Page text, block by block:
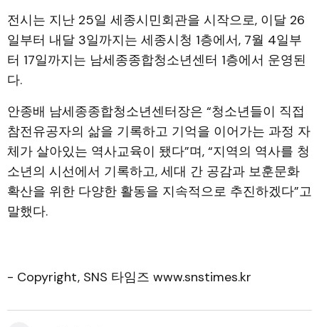
전시는 지난 25일 세종시민회관을 시작으로, 이달 26
일부터 내달 3일까지는 세종시청 1층에서, 7월 4일부
터 17일까지는 남세종종합청소년센터 1층에서 운영된
다.
안종배 남세종종합청소년센터장은 “청소년들이 직접
참전유공자의 삶을 기록하고 기억을 이어가는 과정 자
체가 살아있는 역사교육이 됐다”며, “지역의 역사를 청
소년의 시선에서 기록하고, 세대 간 공감과 보훈문화
확산을 위한 다양한 활동을 지속적으로 추진하겠다”고
말했다.
- Copyright, SNS 타임즈 www.snstimes.kr